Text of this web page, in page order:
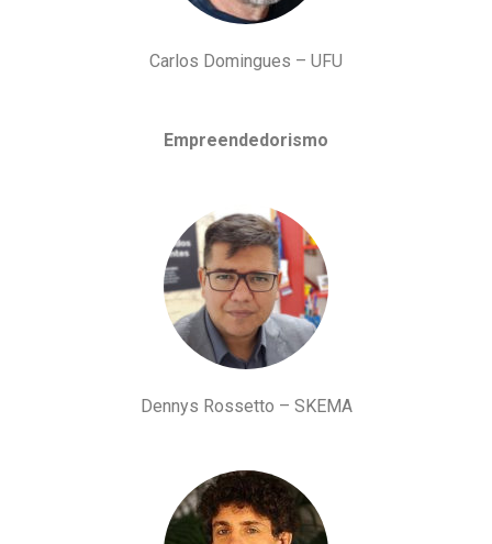
Carlos Domingues – UFU
Empreendedorismo
Dennys Rossetto – SKEMA